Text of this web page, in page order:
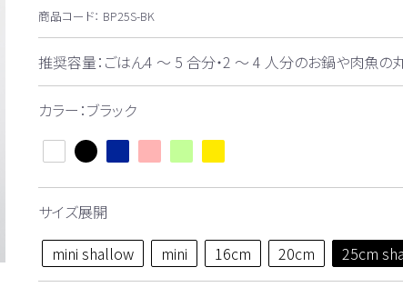
商品コード： BP25S-BK
推奨容量：ごはん4 ～ 5 合分・2 ～ 4 人分のお鍋や肉魚の
カラー：ブラック
サイズ展開
mini shallow
mini 16cm 20cm 25cm